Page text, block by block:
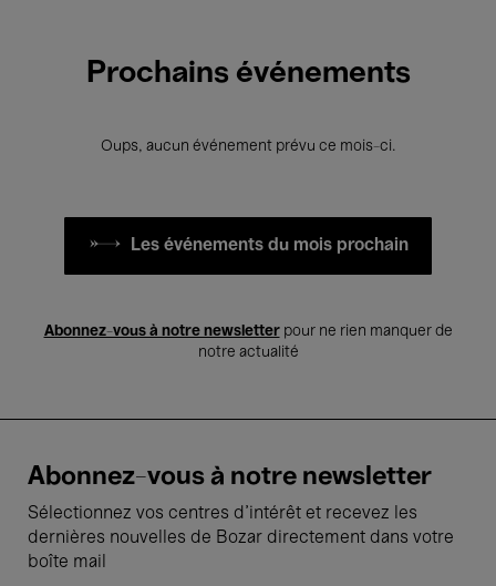
Prochains événements
Oups, aucun événement prévu ce mois-ci.
Les événements du mois prochain
Abonnez-vous à notre newsletterpour ne rien manquer de
notre actualité
Abonnez-vous à notre newsletter
Sélectionnez vos centres d'intérêt et recevez les
dernières nouvelles de Bozar directement dans votre
boîte mail